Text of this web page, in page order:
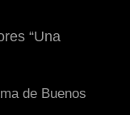
“Una
de Buenos